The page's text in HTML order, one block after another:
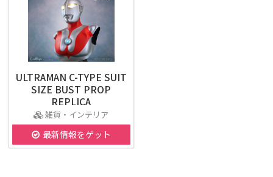
ULTRAMAN C-TYPE SUIT
SIZE BUST PROP
REPLICA
雑貨・インテリア
最新情報をゲット